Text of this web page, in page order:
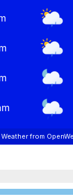
Weather from